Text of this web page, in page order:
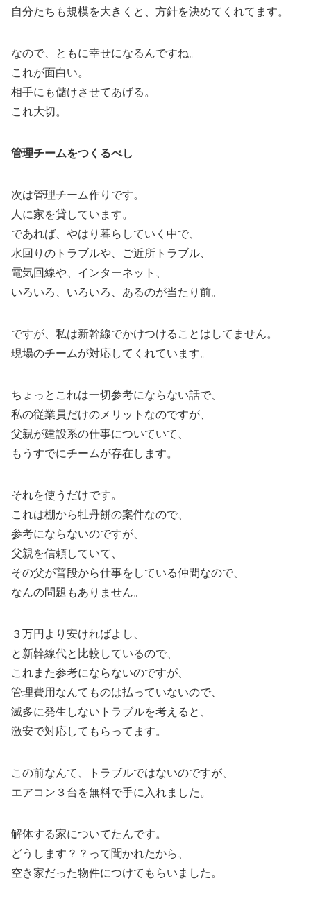
自分たちも規模を大きくと、方針を決めてくれてます。
なので、ともに幸せになるんですね。
これが面白い。
相手にも儲けさせてあげる。
これ大切。
管理チームをつくるべし
次は管理チーム作りです。
人に家を貸しています。
であれば、やはり暮らしていく中で、
水回りのトラブルや、ご近所トラブル、
電気回線や、インターネット、
いろいろ、いろいろ、あるのが当たり前。
ですが、私は新幹線でかけつけることはしてません。
現場のチームが対応してくれています。
ちょっとこれは一切参考にならない話で、
私の従業員だけのメリットなのですが、
父親が建設系の仕事についていて、
もうすでにチームが存在します。
それを使うだけです。
これは棚から牡丹餅の案件なので、
参考にならないのですが、
父親を信頼していて、
その父が普段から仕事をしている仲間なので、
なんの問題もありません。
３万円より安ければよし、
と新幹線代と比較しているので、
これまた参考にならないのですが、
管理費用なんてものは払っていないので、
滅多に発生しないトラブルを考えると、
激安で対応してもらってます。
この前なんて、トラブルではないのですが、
エアコン３台を無料で手に入れました。
解体する家についてたんです。
どうします？？って聞かれたから、
空き家だった物件につけてもらいました。